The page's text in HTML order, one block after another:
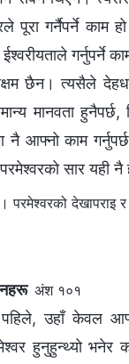
पूरा गर्नैपर्ने काम
गर्नुपर्ने
छैन। त्यसैले
मानवता
नै आफ्नो काम
सार यही नै
देखापराइ र
अंश १०१
उहाँ केवल
हुनुहुन्थ्यो